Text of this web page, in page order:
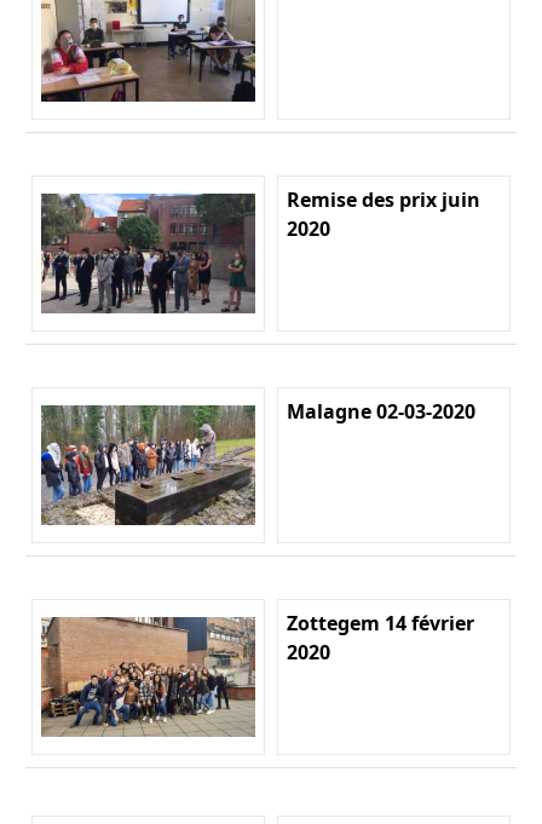
Remise des prix juin
2020
Malagne 02-03-2020
Zottegem 14 février
2020